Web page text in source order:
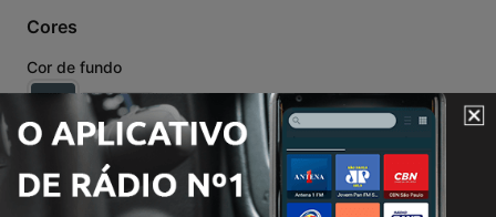
Cores
Cor de fundo
Redefinir
Cor da fonte
Redefinir